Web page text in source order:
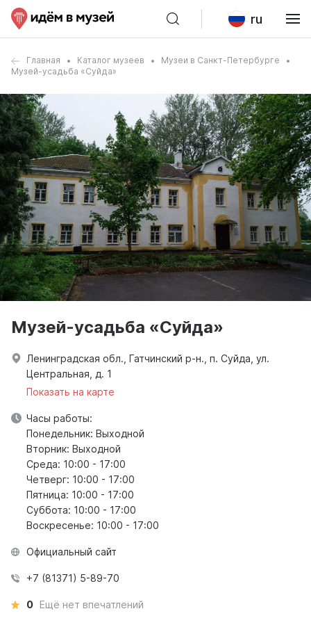
ru
Главная Каталог музеев
Музеи в Санкт-Петербурге
Музей-усадьба «Суйда»
Музей-усадьба «Суйда»
Ленинградская обл., Гатчинский р-н., п. Суйда, ул.
Центральная, д. 1
Показать на карте
Часы работы:
Понедельник: Выходной
Вторник: Выходной
Среда: 10:00 - 17:00
Четверг: 10:00 - 17:00
Пятница: 10:00 - 17:00
Суббота: 10:00 - 17:00
Воскресенье: 10:00 - 17:00
Официальный сайт
+7 (81371) 5-89-70
0 Ещё нет впечатлений